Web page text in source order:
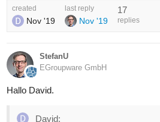
created
Nov '19
last reply
Nov '19
17
replies
StefanU
EGroupware GmbH
Hallo David.
David: